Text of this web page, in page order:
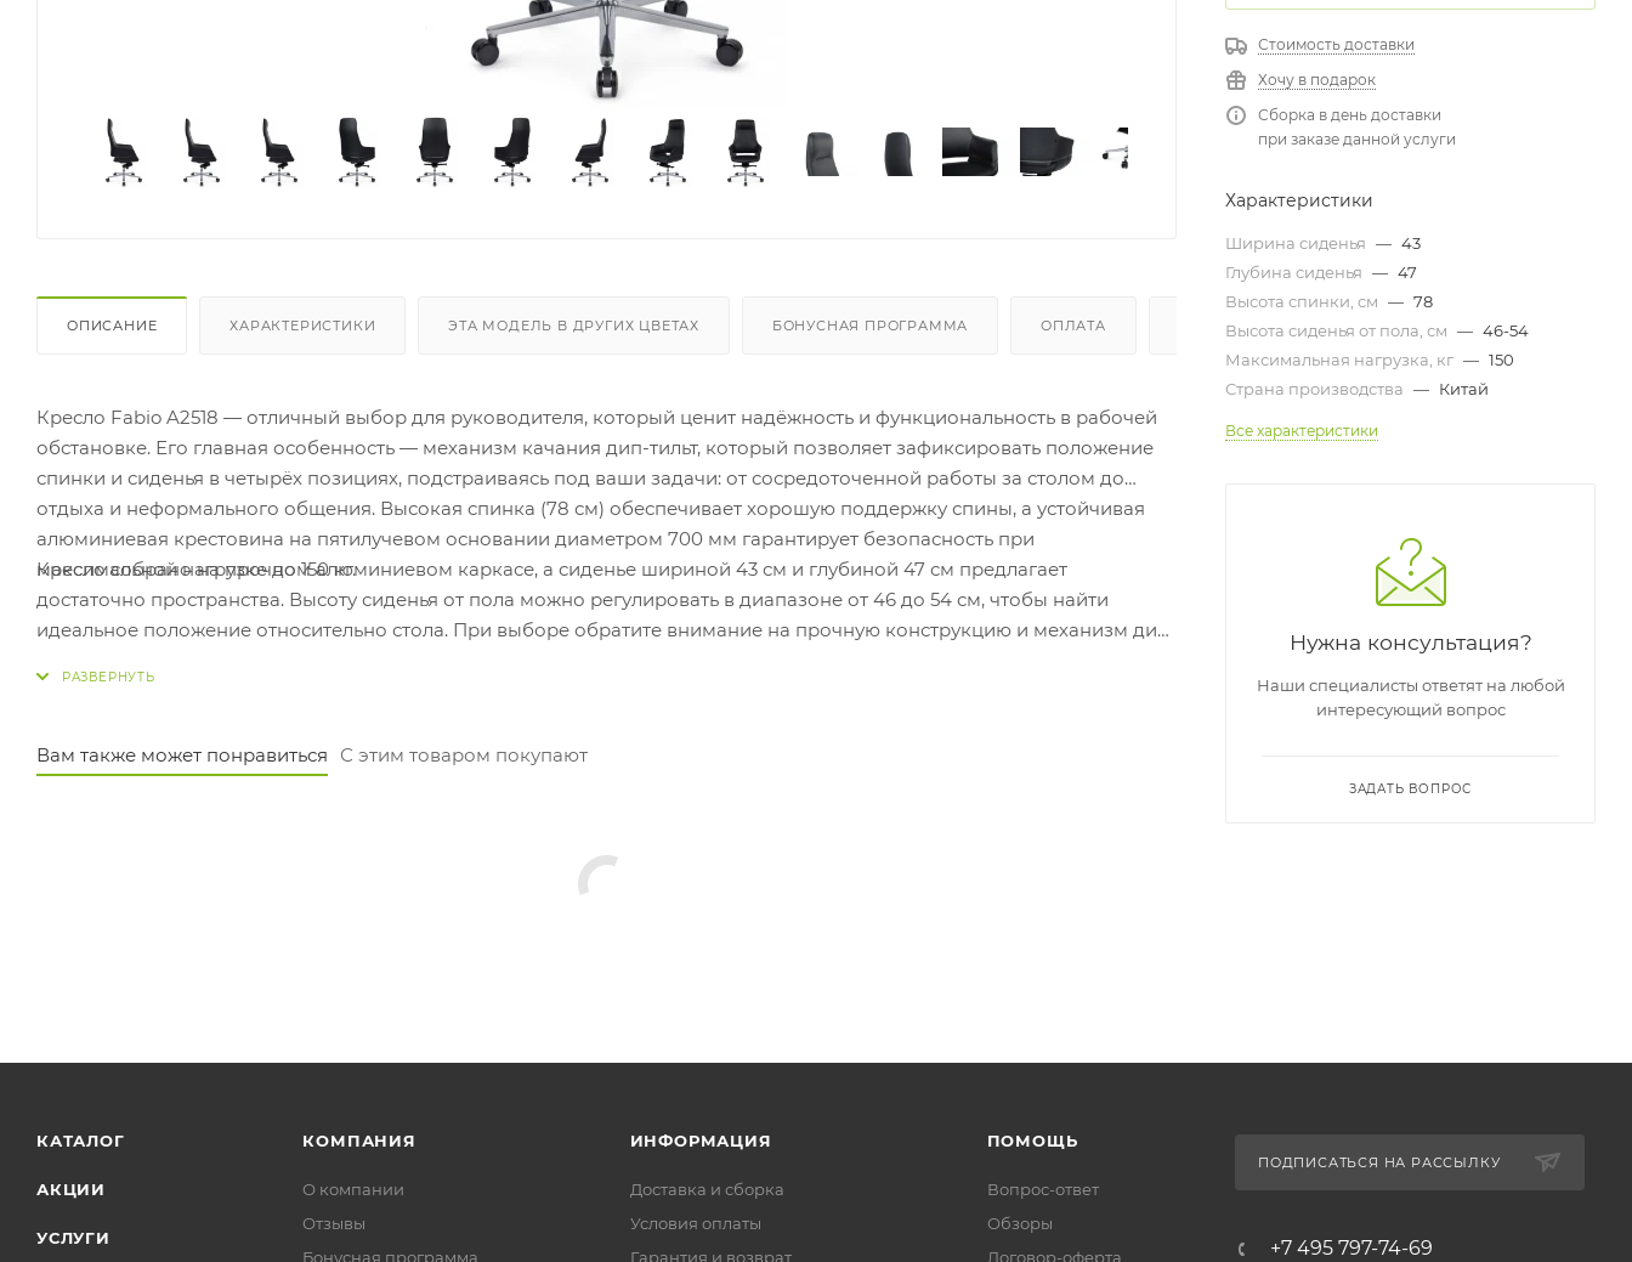
ОПИСАНИЕ ХАРАКТЕРИСТИКИ ЭТА МОДЕЛЬ В ДРУГИХ ЦВЕТАХ БОНУСНАЯ ПРОГРАММА ОПЛАТА ДОСТАВКА И СБОРКА ГАРАНТИЯ И ВОЗВРАТ
Кресло Fabio A2518 — отличный выбор для руководителя, который ценит надёжность и функциональность в рабочей
обстановке. Его главная особенность — механизм качания дип-тильт, который позволяет зафиксировать положение
спинки и сиденья в четырёх позициях, подстраиваясь под ваши задачи: от сосредоточенной работы за столом до
отдыха и неформального общения. Высокая спинка (78 см) обеспечивает хорошую поддержку спины, а устойчивая
алюминиевая крестовина на пятилучевом основании диаметром 700 мм гарантирует безопасность при
максимальной нагрузке до 150 кг.
Кресло собрано на прочном алюминиевом каркасе, а сиденье шириной 43 см и глубиной 47 см предлагает
достаточно пространства. Высоту сиденья от пола можно регулировать в диапазоне от 46 до 54 см, чтобы найти
идеальное положение относительно стола. При выборе обратите внимание на прочную конструкцию и механизм дип-
Вам также может понравиться С этим товаром покупают
Стоимость доставки
Хочу в подарок
Сборка в день доставки
при заказе данной услуги
Характеристики
Ширина сиденья — 43
Глубина сиденья — 47
Высота спинки, см — 78
Высота сиденья от пола, см — 46-54
Максимальная нагрузка, кг — 150
Страна производства — Китай
Все характеристики
Нужна консультация?
Наши специалисты ответят на любой
интересующий вопрос
ЗАДАТЬ ВОПРОС
КАТАЛОГ
АКЦИИ
УСЛУГИ
КОМПАНИЯ
О компании
Отзывы
Бонусная программа
ИНФОРМАЦИЯ
Доставка и сборка
Условия оплаты
Гарантия и возврат
ПОМОЩЬ
Вопрос-ответ
Обзоры
Договор-оферта
ПОДПИСАТЬСЯ НА РАССЫЛКУ
+7 495 797-74-69